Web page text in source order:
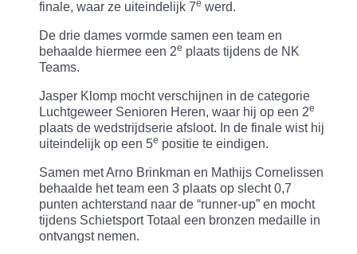
finale, waar ze uiteindelijk 7e werd.
De drie dames vormde samen een team en
behaalde hiermee een 2e plaats tijdens de NK
Teams.
Jasper Klomp mocht verschijnen in de categorie
Luchtgeweer Senioren Heren, waar hij op een 2e
plaats de wedstrijdserie afsloot. In de finale wist hij
uiteindelijk op een 5e positie te eindigen.
Samen met Arno Brinkman en Mathijs Cornelissen
behaalde het team een 3 plaats op slecht 0,7
punten achterstand naar de “runner-up” en mocht
tijdens Schietsport Totaal een bronzen medaille in
ontvangst nemen.